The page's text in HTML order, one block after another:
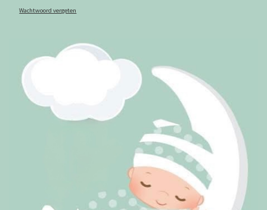
Wachtwoord vergeten